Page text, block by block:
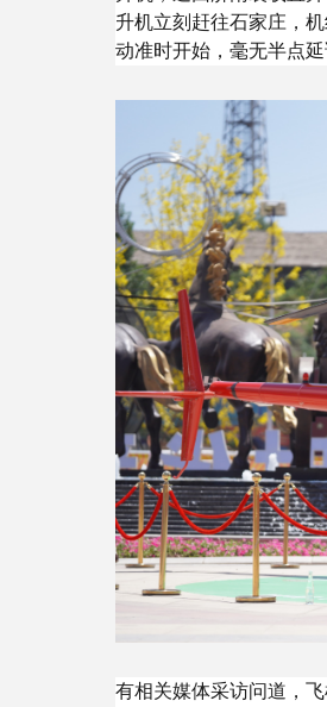
升机立刻赶往石家庄，
动准时开始，毫无半点
有相关媒体采访问道，